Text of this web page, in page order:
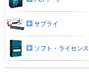
サプライ
ソフト・ライセンス